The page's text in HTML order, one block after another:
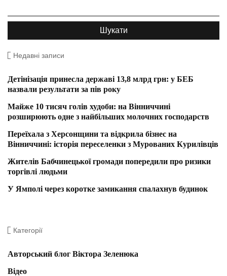
Недавні записи
Детінізація принесла державі 13,8 млрд грн: у БЕБ
назвали результати за пів року
Майже 10 тисяч голів худоби: на Вінниччині
розширюють одне з найбільших молочних господарств
Переїхала з Херсонщини та відкрила бізнес на
Вінниччині: історія переселенки з Мурованих Курилівців
Жителів Бабчинецької громади попередили про ризики
торгівлі людьми
У Ямполі через коротке замикання спалахнув будинок
Категорії
Авторський блог Віктора Зеленюка
Відео